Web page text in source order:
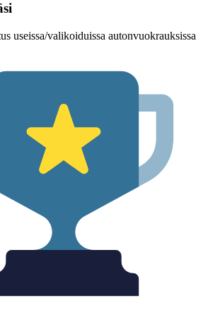
useissa/valikoiduissa autonvuokrauksissa